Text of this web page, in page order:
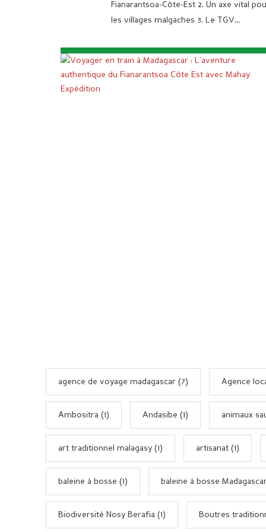
Fianarantsoa-Côte-Est 2. Un axe vital
les villages malgaches 3. Le TGV...
agence de voyage madagascar (7) Agence
Ambositra (1) Andasibe (1) animaux
art traditionnel malagasy (1) artisanat (1)
baleine à bosse (1) baleine à bosse
Biodiversité Nosy Berafia (1) Boutres